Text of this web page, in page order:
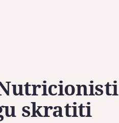
Nutricionisti
skratiti